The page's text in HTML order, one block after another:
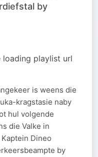
by
playlist url
is weens die
kragstasie naby
hul volgende
die Valke in
Dineo
by